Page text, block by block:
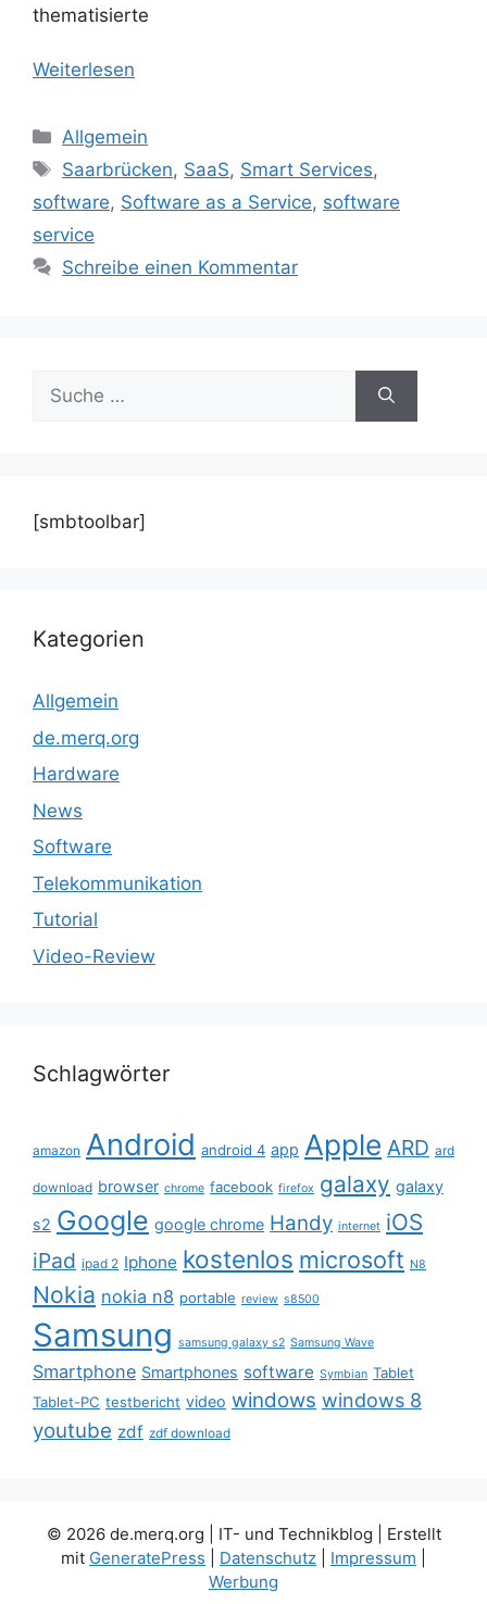
thematisierte
Weiterlesen
Kategorien
Allgemein
Schlagwörter
Saarbrücken, SaaS, Smart Services,
software, Software as a Service, software
service
Schreibe einen Kommentar
Suche
nach:
[smbtoolbar]
Kategorien
Allgemein
de.merq.org
Hardware
News
Software
Telekommunikation
Tutorial
Video-Review
Schlagwörter
amazon Android android 4 app Apple ARD ard
download browser chrome facebook firefox galaxy galaxy
s2 Google google chrome Handy internet iOS
iPad ipad 2 Iphone kostenlos microsoft N8
Nokia nokia n8 portable review s8500
Samsung samsung galaxy s2 Samsung Wave
Smartphone Smartphones software Symbian Tablet
Tablet-PC testbericht video windows windows 8
youtube zdf zdf download
© 2026 de.merq.org | IT- und Technikblog | Erstellt
mit GeneratePress Datenschutz Impressum
Werbung